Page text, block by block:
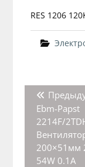
RES 1206
записям
Ebm-Papst
2214F/
200×51мм
54W 0.1A